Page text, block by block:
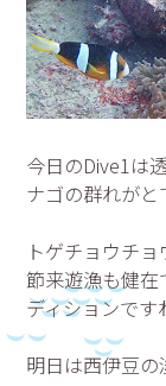
今日のDive1は
ナゴの群れがと
トゲチョウチ
節来遊漁も健
ディションです
明日は西伊豆の